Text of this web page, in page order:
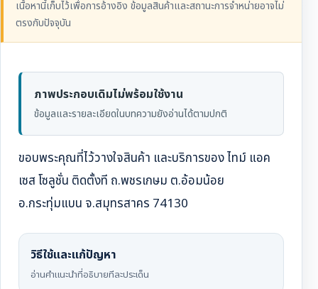
เนื้อหานี้เก็บไว้เพื่อการอ้างอิง ข้อมูลสินค้าและสถานะการจำหน่ายอาจไม่
ตรงกับปัจจุบัน
ภาพประกอบเดิมไม่พร้อมใช้งาน
ข้อมูลและรายละเอียดในบทความยังอ่านได้ตามปกติ
ขอบพระคุณที่ไว้วางใจสินค้า และบริการของ ไทม์ แอค
เซส โซลูชั่น ติดตั้งที ถ.พชรเกษม ต.อ้อมน้อย
อ.กระทุ่มแบน จ.สมุทรสาคร 74130
วิธีใช้และแก้ปัญหา
อ่านคำแนะนำที่อธิบายทีละประเด็น